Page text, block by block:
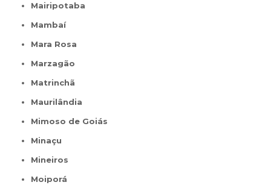
Mairipotaba
Mambaí
Mara Rosa
Marzagão
Matrinchã
Maurilândia
Mimoso de Goiás
Minaçu
Mineiros
Moiporá